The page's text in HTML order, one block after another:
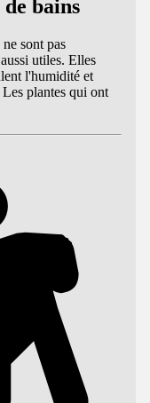
bains
sont pas
utiles. Elles
l'humidité et
plantes qui ont